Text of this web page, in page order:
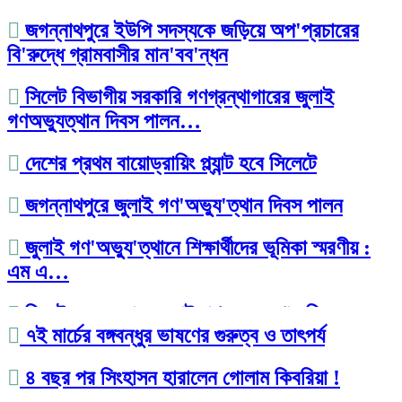
জগন্নাথপুরে ইউপি সদস্যকে জড়িয়ে অপ'প্রচারের
বি'রুদ্ধে গ্রামবাসীর মান'বব'ন্ধন
সিলেট বিভাগীয় সরকারি গণগ্রন্থাগারের জুলাই
গণঅভ্যুত্থান দিবস পালন…
দেশের প্রথম বায়োড্রায়িং প্ল্যান্ট হবে সিলেটে
জগন্নাথপুরে জুলাই গণ'অভ্যু'ত্থান দিবস পালন
জুলাই গণ'অভ্যু'ত্থানে শিক্ষার্থীদের ভূমিকা স্মরণীয় :
এম এ…
সিলেট প্রেসক্লাবে জুলাই গণ-অভ্যুত্থান দিবসের
আলোচনা সভা
মাহবুব আলী খানের ৪২তম মৃ'ত্যু'বার্ষিকী উপলক্ষে
৭ই মার্চের বঙ্গবন্ধুর ভাষণের গুরুত্ব ও তাৎপর্য
৪ বছর পর সিংহাসন হারালেন গোলাম কিবরিয়া !